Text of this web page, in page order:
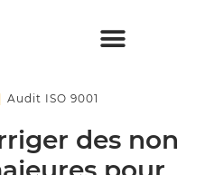
Audit ISO 9001
des non